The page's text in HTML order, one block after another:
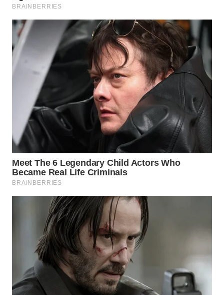
WN
MADURA
SURABAYA
WN
NATUNA
WN
BINTAN
MANDALIKA
LIKUPANG
WN
LABUANBAJO